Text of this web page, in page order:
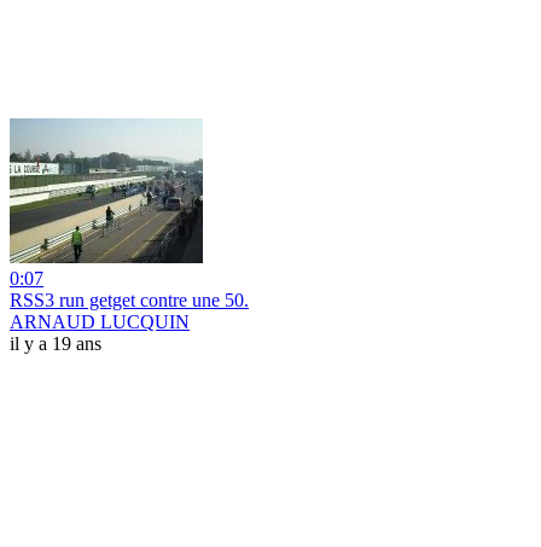
0:07
RSS3 run getget contre une 50.
ARNAUD LUCQUIN
il y a 19 ans